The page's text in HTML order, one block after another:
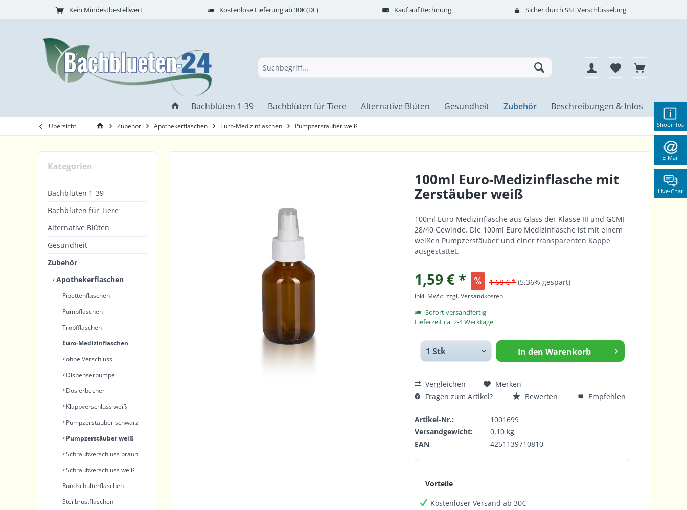
Shopinfos
E-Mail
Live-Chat
Kein Mindestbestellwert Kostenlose Lieferung ab 30€ (DE) Kauf auf Rechnung Sicher durch SSL Verschlüsselung
Bachblüten 1-39 Bachblüten für Tiere Alternative Blüten Gesundheit Zubehör Beschreibungen & Infos
Übersicht Zubehör Apothekerflaschen Euro-Medizinflaschen Pumpzerstäuber weiß
Kategorien
Bachblüten 1-39
Bachblüten für Tiere
Alternative Blüten
Gesundheit
Zubehör
Apothekerflaschen
Pipettenflaschen
Pumpflaschen
Tropfflaschen
Euro-Medizinflaschen
ohne Verschluss
Dispenserpumpe
Dosierbecher
Klappverschluss weiß
Pumpzerstäuber schwarz
Pumpzerstäuber weiß
Schraubverschluss braun
Schraubverschluss weiß
Rundschulterflaschen
Steilbrustflaschen
100ml Euro-Medizinflasche mit
Zerstäuber weiß
100ml Euro-Medizinflasche aus Glass der Klasse III und GCMI
28/40 Gewinde. Die 100ml Euro Medizinflasche ist mit einem
weißen Pumpzerstäuber und einer transparenten Kappe
ausgestattet.
1,59 € * 1,68 € * (5,36% gespart)
inkl. MwSt.zzgl. Versandkosten
Sofort versandfertig
Lieferzeit ca. 2-4 Werktage
In den Warenkorb
Vergleichen
Merken
Fragen zum Artikel?
Bewerten Empfehlen
Artikel-Nr.:
1001699
Versandgewicht:
0,10 kg
EAN
4251139710810
Vorteile
Kostenloser Versand ab 30€